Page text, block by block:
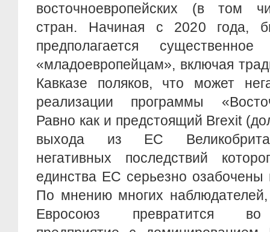
восточноевропейских (в том
стран. Начиная с 2020 года,
предполагается
«младоевропейцам», включая
Кавказе поляков, что может
реализации программы
Равно как и предстоящий Brexit
выхода из ЕС
негативных последствий
единства ЕС серьезно
По мнению многих
Евросоюз превратится во